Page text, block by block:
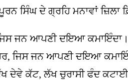
ਸਿੰਘ ਦੇ ਗ੍ਰਹਿ ਮਨਾਵਾਂ ਜ਼ਿਲਾ
ਜਨ ਆਪਣੀ ਦਇਆ ਕਮਾਇੰਦਾ।
ਜਿਸ ਜਨ ਆਪਣੀ ਦਇਆ
ਦੇਵੇ ਕੱਟ, ਲੱਖ ਚੁਰਾਸੀ ਫੰਦ